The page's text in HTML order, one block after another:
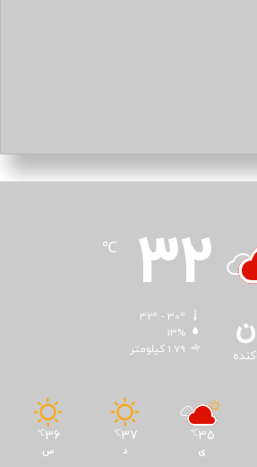
32
℃
13%
1.79 کیلومتر
35
℃
ی
37
℃
د
36
℃
س